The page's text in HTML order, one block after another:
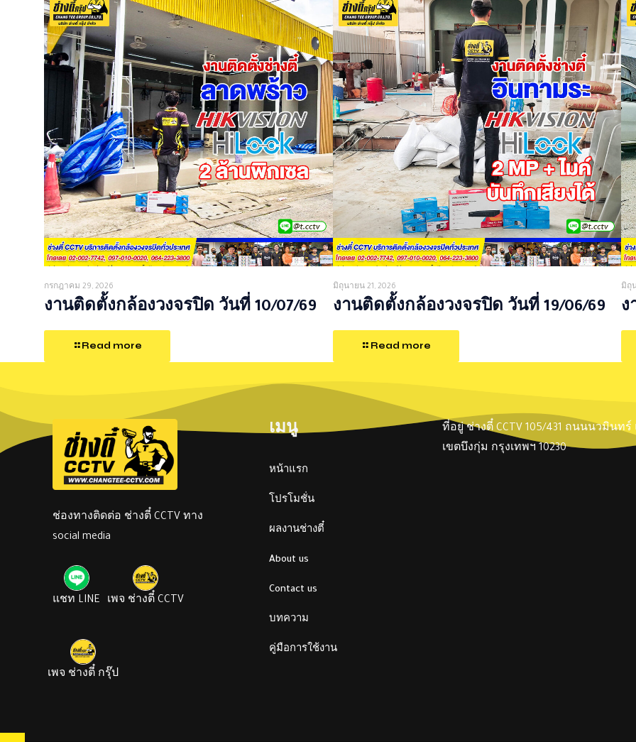
กรกฎาคม 29, 2026
งานติดตั้งกล้องวงจรปิด วันที่ 10/07/69
Read more
มิถุนายน 21, 2026
งานติดตั้งกล้องวงจรปิด วันที่ 19/06/69
Read more
มิถุ
ง
ช่องทางติดต่อ ช่างตี๋ CCTV ทาง
social media
แชท LINE เพจ ช่างตี๋ CCTV
เพจ ช่างตี๋ กรุ๊ป
เมนู
หน้าแรก
โปรโมชั่น
ผลงานช่างตี๋
About us
Contact us
บทความ
คู่มือการใช้งาน
ที่อยู่ ช่างตี๋ CCTV 105/431 ถนนนวมินท
เขตบึงกุ่ม กรุงเทพฯ 10230